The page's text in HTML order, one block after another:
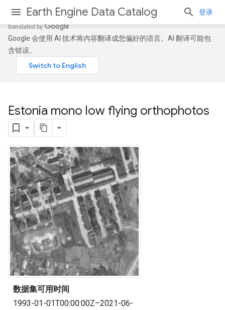
Earth Engine Data Catalog 登录
Google 会使用 AI 技术将内容翻译成您偏好的语言。AI 翻译可能包
含错误。
Estonia mono low flying orthophotos
数据集可用时间
1993-01-01T00:00:00Z–2021-06-